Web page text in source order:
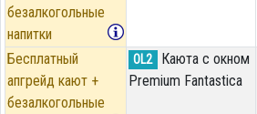
безалкогольные
напитки
Бесплатный
апгрейд кают +
безалкогольные
OL2
Каюта с окном
Premium Fantastica